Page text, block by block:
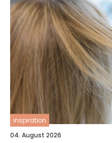
inspiration
04. August 2026